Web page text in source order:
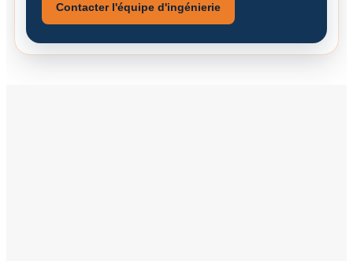
Contacter l'équipe d'ingénierie